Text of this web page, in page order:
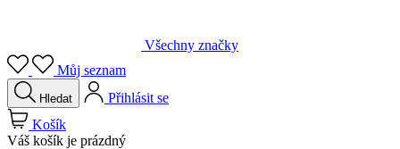
Všechny značky
Můj seznam
Hledat
Přihlásit se
Košík
Váš košík je prázdný